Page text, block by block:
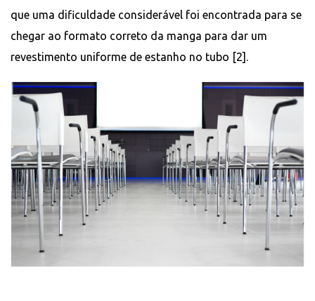
que uma dificuldade considerável foi encontrada para se
chegar ao formato correto da manga para dar um
revestimento uniforme de estanho no tubo [2].